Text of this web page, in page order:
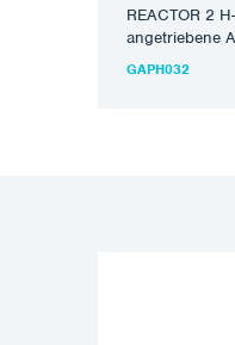
REACTOR 2
angetriebene
zum Sprühen
GAPH032